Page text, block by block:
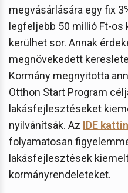
megvásárlására egy fix
legfeljebb 50 millió Ft-
kerülhet sor. Annak
megnövekedett
Kormány megnyitotta
Otthon Start Program
lakásfejlesztéseket
nyilvánítsák. Az IDE
folyamatosan
lakásfejlesztések
kormányrendeleteket.